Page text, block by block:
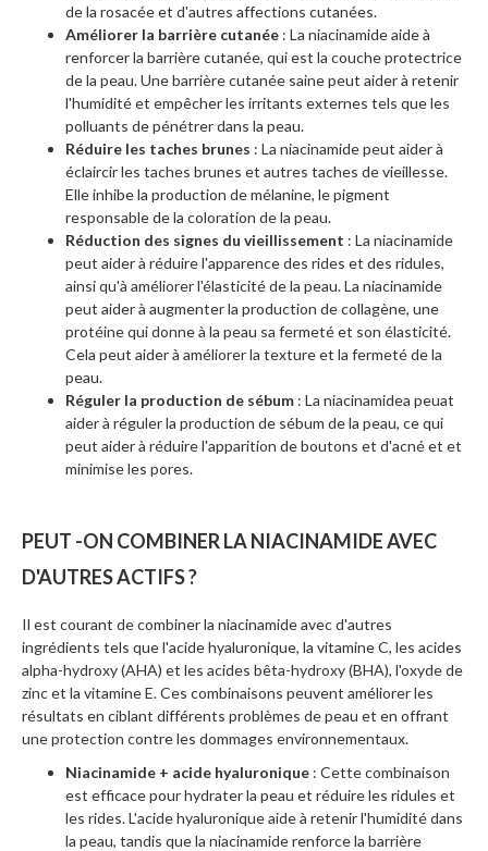
de la rosacée et d'autres affections cutanées.
Améliorer la barrière cutanée : La niacinamide aide à
renforcer la barrière cutanée, qui est la couche protectrice
de la peau. Une barrière cutanée saine peut aider à retenir
l'humidité et empêcher les irritants externes tels que les
polluants de pénétrer dans la peau.
Réduire les taches brunes : La niacinamide peut aider à
éclaircir les taches brunes et autres taches de vieillesse.
Elle inhibe la production de mélanine, le pigment
responsable de la coloration de la peau.
Réduction des signes du vieillissement : La niacinamide
peut aider à réduire l'apparence des rides et des ridules,
ainsi qu'à améliorer l'élasticité de la peau. La niacinamide
peut aider à augmenter la production de collagène, une
protéine qui donne à la peau sa fermeté et son élasticité.
Cela peut aider à améliorer la texture et la fermeté de la
peau.
Réguler la production de sébum : La niacinamidea peuat
aider à réguler la production de sébum de la peau, ce qui
peut aider à réduire l'apparition de boutons et d'acné et et
minimise les pores.
PEUT -ON COMBINER LA NIACINAMIDE AVEC
D'AUTRES ACTIFS ?
Il est courant de combiner la niacinamide avec d'autres
ingrédients tels que l'acide hyaluronique, la vitamine C, les acides
alpha-hydroxy (AHA) et les acides bêta-hydroxy (BHA), l'oxyde de
zinc et la vitamine E. Ces combinaisons peuvent améliorer les
résultats en ciblant différents problèmes de peau et en offrant
une protection contre les dommages environnementaux.
Niacinamide + acide hyaluronique : Cette combinaison
est efficace pour hydrater la peau et réduire les ridules et
les rides. L'acide hyaluronique aide à retenir l'humidité dans
la peau, tandis que la niacinamide renforce la barrière